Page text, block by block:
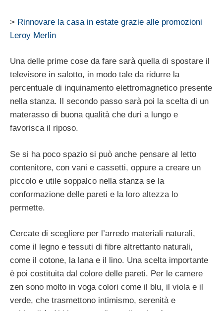
> Rinnovare la casa in estate grazie alle promozioni
Leroy Merlin
Una delle prime cose da fare sarà quella di spostare il
televisore in salotto, in modo tale da ridurre la
percentuale di inquinamento elettromagnetico presente
nella stanza. Il secondo passo sarà poi la scelta di un
materasso di buona qualità che duri a lungo e
favorisca il riposo.
Se si ha poco spazio si può anche pensare al letto
contenitore, con vani e cassetti, oppure a creare un
piccolo e utile soppalco nella stanza se la
conformazione delle pareti e la loro altezza lo
permette.
Cercate di scegliere per l’arredo materiali naturali,
come il legno e tessuti di fibre altrettanto naturali,
come il cotone, la lana e il lino. Una scelta importante
è poi costituita dal colore delle pareti. Per le camere
zen sono molto in voga colori come il blu, il viola e il
verde, che trasmettono intimismo, serenità e